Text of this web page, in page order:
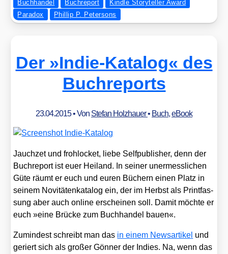
Buchhandel Buchreport
Kindle Storyteller Award
Paradox
Phillip P. Petersons
Der »Indie-Katalog« des
Buchreports
23.04.2015• Von Stefan Holzhauer• Buch,eBook
Jauch­zet und froh­lo­cket, lie­be Self­pu­blisher, denn der
Buch­re­port ist euer Hei­land. In sei­ner uner­mess­li­chen
Güte räumt er euch und euren Büchern einen Platz in
sei­nem Novi­tä­ten­ka­ta­log ein, der im Herbst als Print­fas­
sung aber auch online erschei­nen soll. Damit möch­te er
euch »eine Brü­cke zum Buch­han­del bau­en«.
Zumin­dest schreibt man das in einem News­ar­ti­kel und
geriert sich als gro­ßer Gön­ner der Indies. Na, wenn das